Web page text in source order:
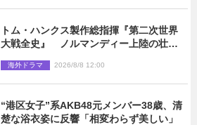
トム・ハンクス製作総指揮『第二次世界
大戦全史』 ノルマンディー上陸の壮絶
海外ドラマ 2026/8/8 12:00
“港区女子”系AKB48元メンバー38歳、清
楚な浴衣姿に反響「相変わらず美しい」